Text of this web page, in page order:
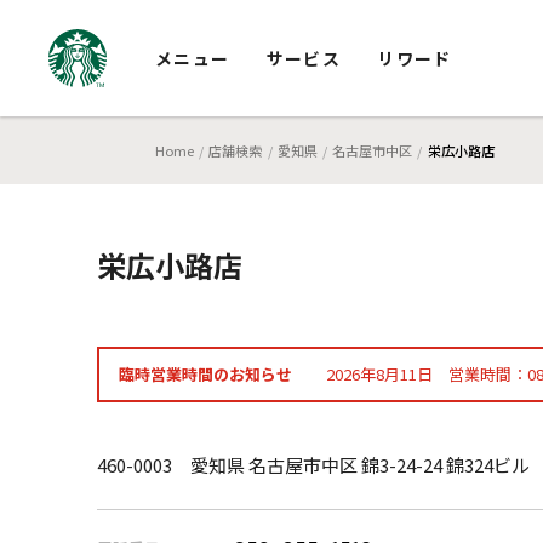
メニュー サービス リワード
Home 店舗検索 愛知県 名古屋市中区 栄広小路店
栄広小路店
臨時営業時間のお知らせ 2026年8月11日 営業時間：
460-0003 愛知県 名古屋市中区 錦3-24-24 錦324ビル